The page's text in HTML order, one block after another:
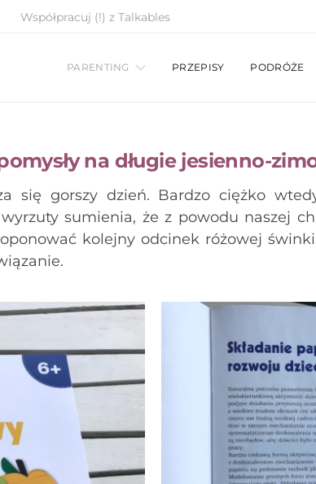
Współpracuj (!) z Talkables
PARENTING PRZEPISY PODRÓŻE
na długie jesienno-
się gorszy dzień. Bardzo ciężko
sumienia, że z powodu naszej
kolejny odcinek różowej